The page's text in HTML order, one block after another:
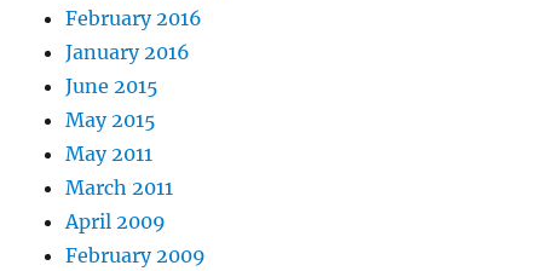
February 2016
January 2016
June 2015
May 2015
May 2011
March 2011
April 2009
February 2009